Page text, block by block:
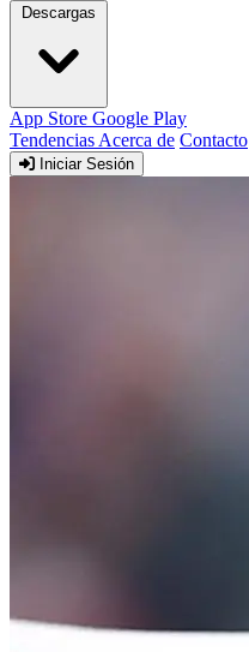
Descargas
App Store Google Play
Tendencias Acerca de Contacto
Iniciar Sesión